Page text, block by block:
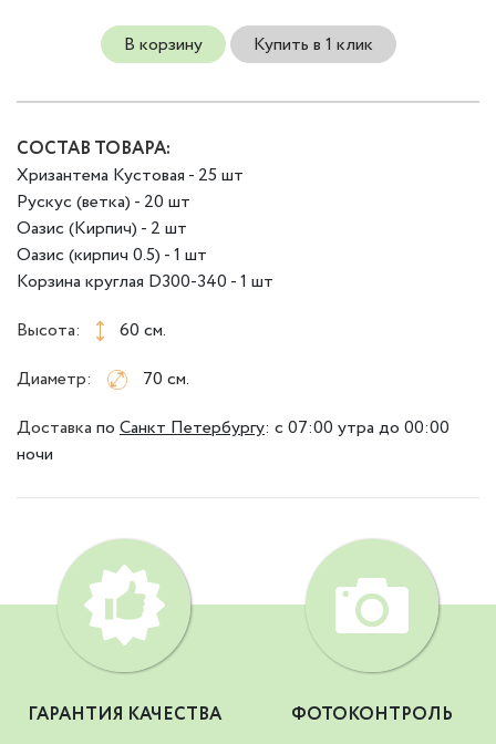
В корзину Купить в 1 клик
СОСТАВ ТОВАРА:
Хризантема Кустовая - 25 шт
Рускус (ветка) - 20 шт
Оазис (Кирпич) - 2 шт
Оазис (кирпич 0.5) - 1 шт
Корзина круглая D300-340 - 1 шт
Высота:
60 см.
Диаметр:
70 см.
Доставка по Санкт Петербургу: с 07:00 утра до 00:00
ночи
ГАРАНТИЯ КАЧЕСТВА
ФОТОКОНТРОЛЬ